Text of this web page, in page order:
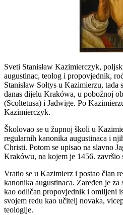
Sveti Stanisław Kazimierczyk,
augustinac, teolog i propovjednik,
Stanisław Sołtys u Kazimierzu,
danas dijelu Krakówa, u pobožnoj
(Scoltetusa) i Jadwige. Po
Kazimierczyk.
Školovao se u župnoj školi u
regularnih kanonika augustinaca i
Christi. Potom se upisao na slavno
Krakówu, na kojem je 1456.
Vratio se u Kazimierz i postao član
kanonika augustinaca. Zaređen je
kao odličan propovjednik i omiljeni
svojem redu kao učitelj novaka,
teologije.